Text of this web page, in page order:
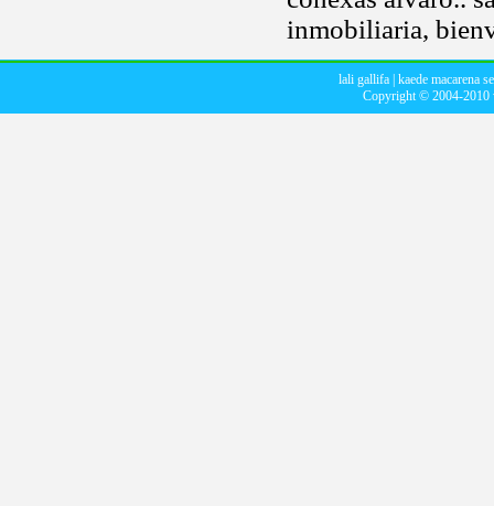
inmobiliaria,
lali gallifa kaede macarena
Copyright © 2004-2010